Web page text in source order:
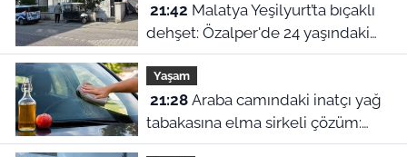
21:42
dehşet: Özalper'de 24 yaşındaki
genç ağır yaralandı!
Yaşam
21:28Araba camındaki inatçı yağ
tabakasına elma sirkeli çözüm:
Doğru uygulanmazsa zarar veriyor